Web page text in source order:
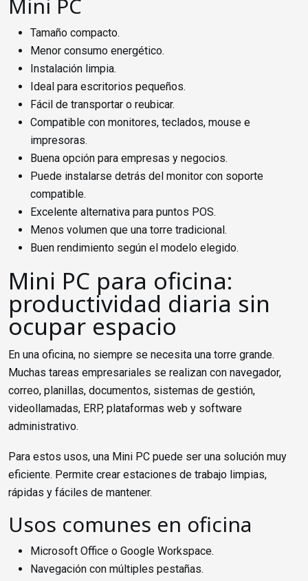
Tamaño compacto.
Menor consumo energético.
Instalación limpia.
Ideal para escritorios pequeños.
Fácil de transportar o reubicar.
Compatible con monitores, teclados, mouse e
impresoras.
Buena opción para empresas y negocios.
Puede instalarse detrás del monitor con soporte
compatible.
Excelente alternativa para puntos POS.
Menos volumen que una torre tradicional.
Buen rendimiento según el modelo elegido.
Mini PC para oficina:
productividad diaria sin
ocupar espacio
En una oficina, no siempre se necesita una torre grande.
Muchas tareas empresariales se realizan con navegador,
correo, planillas, documentos, sistemas de gestión,
videollamadas, ERP, plataformas web y software
administrativo.
Para estos usos, una Mini PC puede ser una solución muy
eficiente. Permite crear estaciones de trabajo limpias,
rápidas y fáciles de mantener.
Usos comunes en oficina
Microsoft Office o Google Workspace.
Navegación con múltiples pestañas.